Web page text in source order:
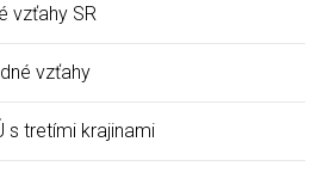
vzťahy SR
vzťahy
s tretími krajinami